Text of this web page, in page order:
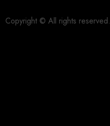
Copyright © All rights reserved.